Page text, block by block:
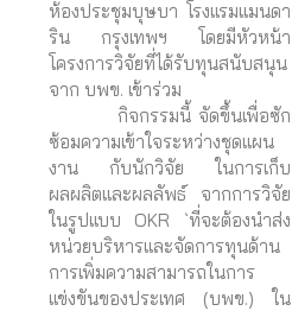
ห้องประชุมบุษบา โรงแรมแมนดา
ริน กรุงเทพฯ โดยมีหัวหน้า
โครงการวิจัยที่ได้รับทุนสนับสนุน
จาก บพข. เข้าร่วม
กิจกรรมนี้ จัดขึ้นเพื่อซัก
ซ้อมความเข้าใจระหว่างชุดแผน
งาน กับนักวิจัย ในการเก็บ
ผลผลิตและผลลัพธ์ จากการวิจัย
ในรูปแบบ OKR `ที่จะต้องนำส่ง
หน่วยบริหารและจัดการทุนด้าน
การเพิ่มความสามารถในการ
แข่งขันของประเทศ (บพข.) ใน